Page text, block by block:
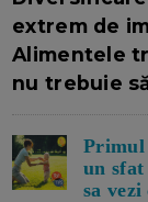
extrem de
Alimentele
nu trebuie
Primul
un
sa